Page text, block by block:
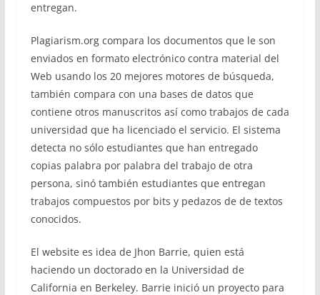
entregan.
Plagiarism.org compara los documentos que le son
enviados en formato electrónico contra material del
Web usando los 20 mejores motores de búsqueda,
también compara con una bases de datos que
contiene otros manuscritos así como trabajos de cada
universidad que ha licenciado el servicio. El sistema
detecta no sólo estudiantes que han entregado
copias palabra por palabra del trabajo de otra
persona, sinó también estudiantes que entregan
trabajos compuestos por bits y pedazos de de textos
conocidos.
El website es idea de Jhon Barrie, quien está
haciendo un doctorado en la Universidad de
California en Berkeley. Barrie inició un proyecto para